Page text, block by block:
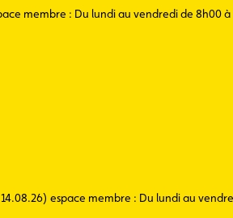
membre : Du lundi au vendredi de 8h00 à
espace membre : Du lundi au